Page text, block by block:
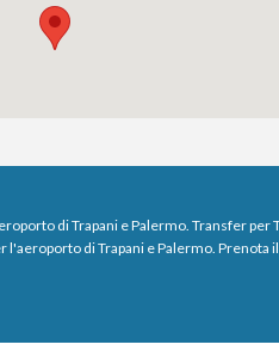
di Trapani e Palermo. Transfer per
l'aeroporto di Trapani e Palermo. Prenota